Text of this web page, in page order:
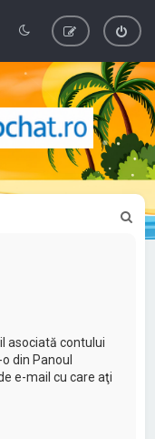
asociată contului
din Panoul
e-mail cu care aţi